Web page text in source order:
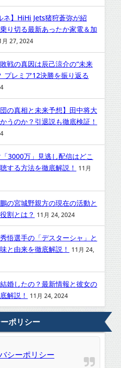
ネ】HiHi Jets猪狩蒼弥が紹
り切る最新あったか家電＆加
月 27, 2024
戦の真因は辰己涼介の“未来
プレミア12決勝を振り返る
団の真相と未来予想】田中将大
うのか？引退説も徹底検証！
3000万」見逃し配信はどこ
する方法を徹底解説！
11月
の宮城野親方の現在の活動と
割とは？ 11月 24, 2024
秀悟選手の「デスターシャ」と
と由来を徹底解説！
11月 24,
婚したの？最新情報と彼女の
解説！
11月 24, 2024
ポリシー
シーポリシー